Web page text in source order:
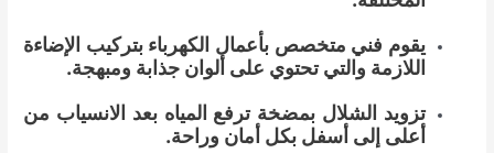
يقوم فني متخصص بأعمال الكهرباء بتركيب الإضاءة
اللازمة والتي تحتوي على ألوان جذابة ومبهجة.
تزويد الشلال بمضخة ترفع المياه بعد الانسياب من
أعلى إلى أسفل بكل أمان وراحة.